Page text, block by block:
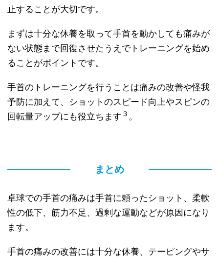
止することが大切です。
まずは十分な休養を取って手首を動かしても痛みが
ない状態まで回復させたうえでトレーニングを始め
ることがポイントです。
手首のトレーニングを行うことは痛みの改善や怪我
予防に加えて、ショットのスピード向上やスピンの
回転量アップにも役立ちます ３ 。
まとめ
卓球での手首の痛みは手首に頼ったショット、柔軟
性の低下、筋力不足、過剰な運動などが原因になり
ます。
手首の痛みの改善には十分な休養、テーピングやサ